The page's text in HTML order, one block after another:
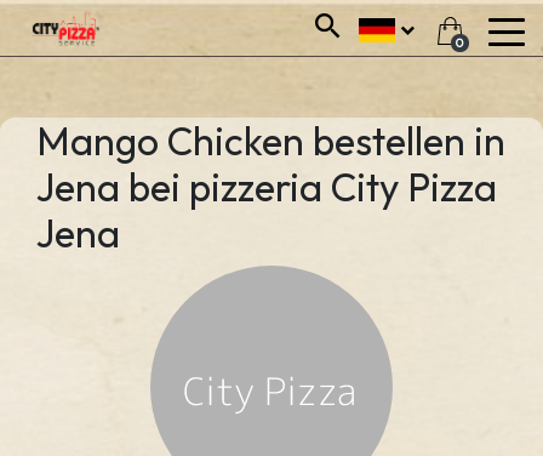
0
Mango Chicken bestellen in
Jena bei pizzeria City Pizza
Jena